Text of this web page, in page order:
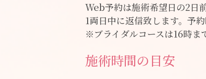
Web予約は施術希望日の2日
1両日中に返信致します。予
※ブライダルコースは16時ま
施術時間の目安